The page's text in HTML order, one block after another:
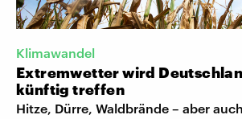
Klimawandel
Extremwetter wird
künftig treffen
Hitze, Dürre, Waldbrände – aber